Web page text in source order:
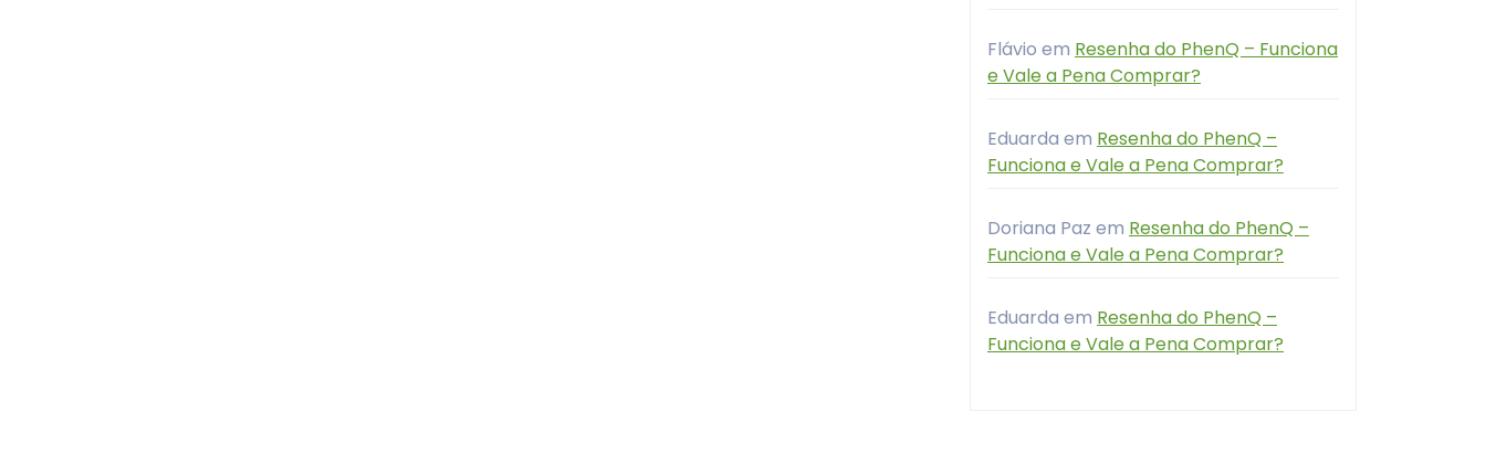
Flávio em Resenha do PhenQ – Funciona
e Vale a Pena Comprar?
Eduarda em Resenha do PhenQ –
Funciona e Vale a Pena Comprar?
Doriana Paz em Resenha do PhenQ –
Funciona e Vale a Pena Comprar?
Eduarda em Resenha do PhenQ –
Funciona e Vale a Pena Comprar?